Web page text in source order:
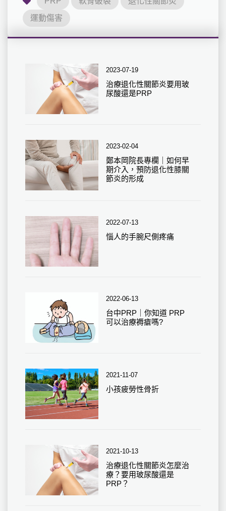
運動傷害
2023-07-19
治療退化性關節炎要用玻
尿酸還是PRP
2023-02-04
鄭本岡院長專欄｜如何早
期介入，預防退化性膝關
節炎的形成
2022-07-13
惱人的手腕尺側疼痛
2022-06-13
台中PRP｜你知道 PRP
可以治療褥瘡嗎?
2021-11-07
小孩疲勞性骨折
2021-10-13
治療退化性關節炎怎麼治
療？要用玻尿酸還是
PRP？